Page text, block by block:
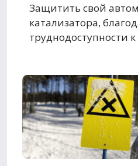
Защитить свой
катализатора,
труднодоступности